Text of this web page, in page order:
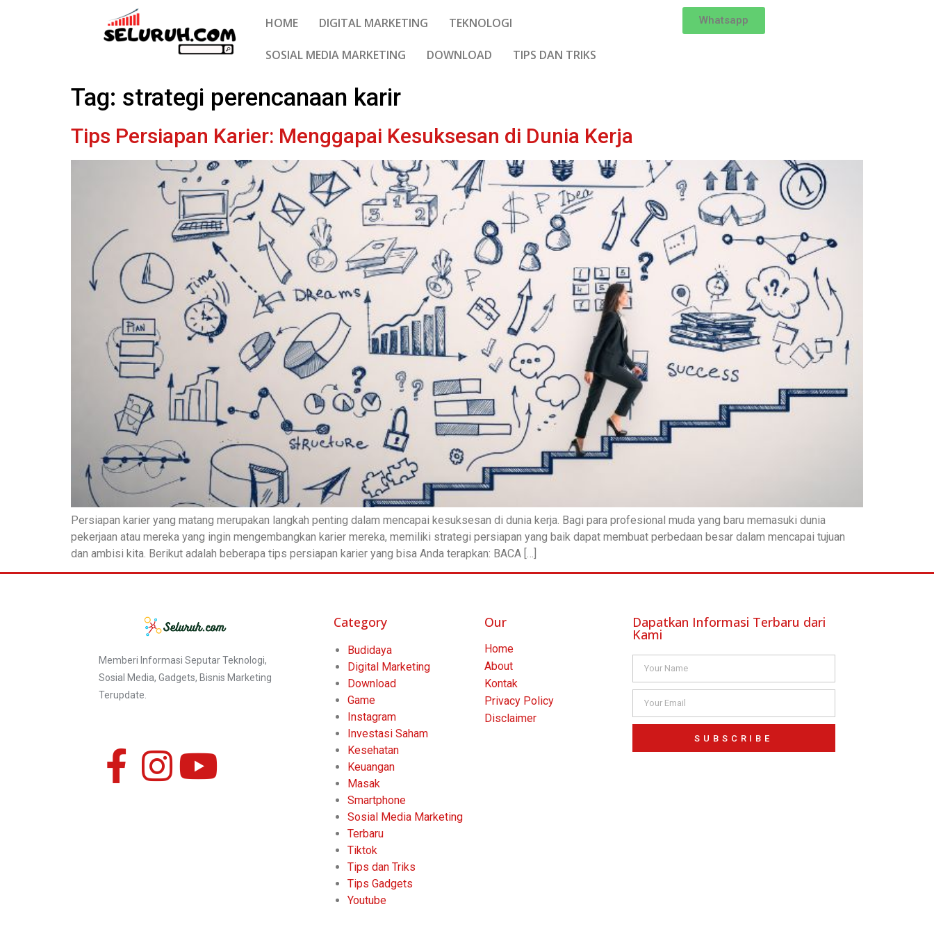
HOME DIGITAL MARKETING TEKNOLOGI
SOSIAL MEDIA MARKETING DOWNLOAD TIPS DAN TRIKS
Whatsapp
Tag: strategi perencanaan karir
Tips Persiapan Karier: Menggapai Kesuksesan di Dunia Kerja
Persiapan karier yang matang merupakan langkah penting dalam mencapai kesuksesan di dunia kerja. Bagi para profesional muda yang baru memasuki dunia
pekerjaan atau mereka yang ingin mengembangkan karier mereka, memiliki strategi persiapan yang baik dapat membuat perbedaan besar dalam mencapai tujuan
dan ambisi kita. Berikut adalah beberapa tips persiapan karier yang bisa Anda terapkan: BACA […]
Memberi Informasi Seputar Teknologi,
Sosial Media, Gadgets, Bisnis Marketing
Terupdate.
Category
Budidaya
Digital Marketing
Download
Game
Instagram
Investasi Saham
Kesehatan
Keuangan
Masak
Smartphone
Sosial Media Marketing
Terbaru
Tiktok
Tips dan Triks
Tips Gadgets
Youtube
Our
Home
About
Kontak
Privacy Policy
Disclaimer
Dapatkan Informasi Terbaru dari
Kami
SUBSCRIBE